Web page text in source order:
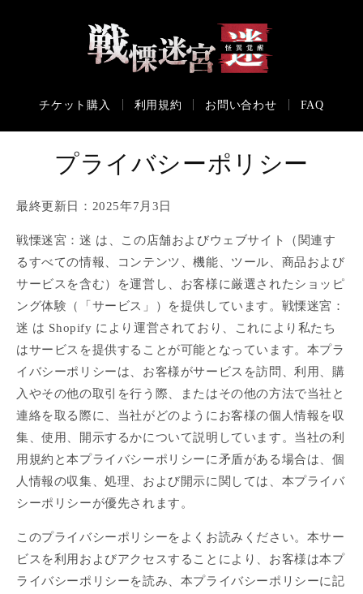
チケット購入 利用規約 お問い合わせ FAQ
プライバシーポリシー
最終更新日：2025年7月3日
戦慄迷宮：迷 は、この店舗およびウェブサイト（関連す
るすべての情報、コンテンツ、機能、ツール、商品および
サービスを含む）を運営し、お客様に厳選されたショッピ
ング体験（「サービス」）を提供しています。戦慄迷宮：
迷 は Shopify により運営されており、これにより私たち
はサービスを提供することが可能となっています。本プラ
イバシーポリシーは、お客様がサービスを訪問、利用、購
入やその他の取引を行う際、またはその他の方法で当社と
連絡を取る際に、当社がどのようにお客様の個人情報を収
集、使用、開示するかについて説明しています。当社の利
用規約と本プライバシーポリシーに矛盾がある場合は、個
人情報の収集、処理、および開示に関しては、本プライバ
シーポリシーが優先されます。
このプライバシーポリシーをよくお読みください。本サー
ビスを利用およびアクセスすることにより、お客様は本プ
ライバシーポリシーを読み、本プライバシーポリシーに記